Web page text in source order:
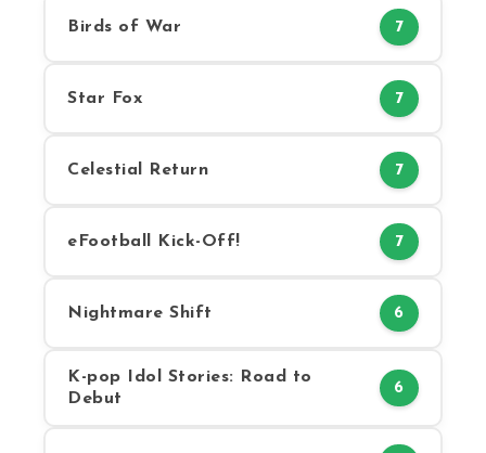
Birds of War 7
Star Fox 7
Celestial Return 7
eFootball Kick-Off! 7
Nightmare Shift 6
K-pop Idol Stories: Road to
Debut
6